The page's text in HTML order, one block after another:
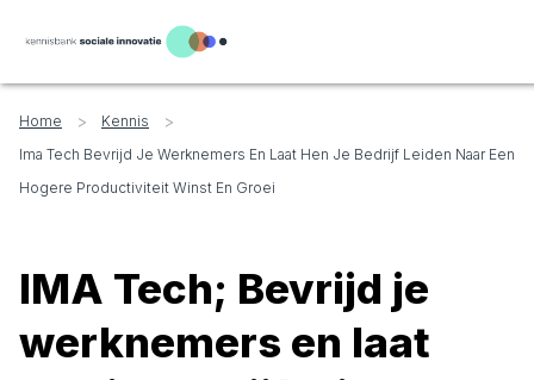
Home > Kennis >
Ima Tech Bevrijd Je Werknemers En Laat Hen Je Bedrijf Leiden Naar Een
Hogere Productiviteit Winst En Groei
IMA Tech; Bevrijd je
werknemers en laat